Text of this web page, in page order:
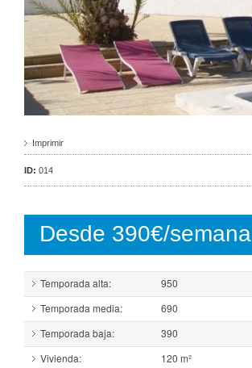
Imprimir
ID: 014
Desde 390€/semana
Temporada alta:
950
Temporada media:
690
Temporada baja:
390
Vivienda:
120 m²